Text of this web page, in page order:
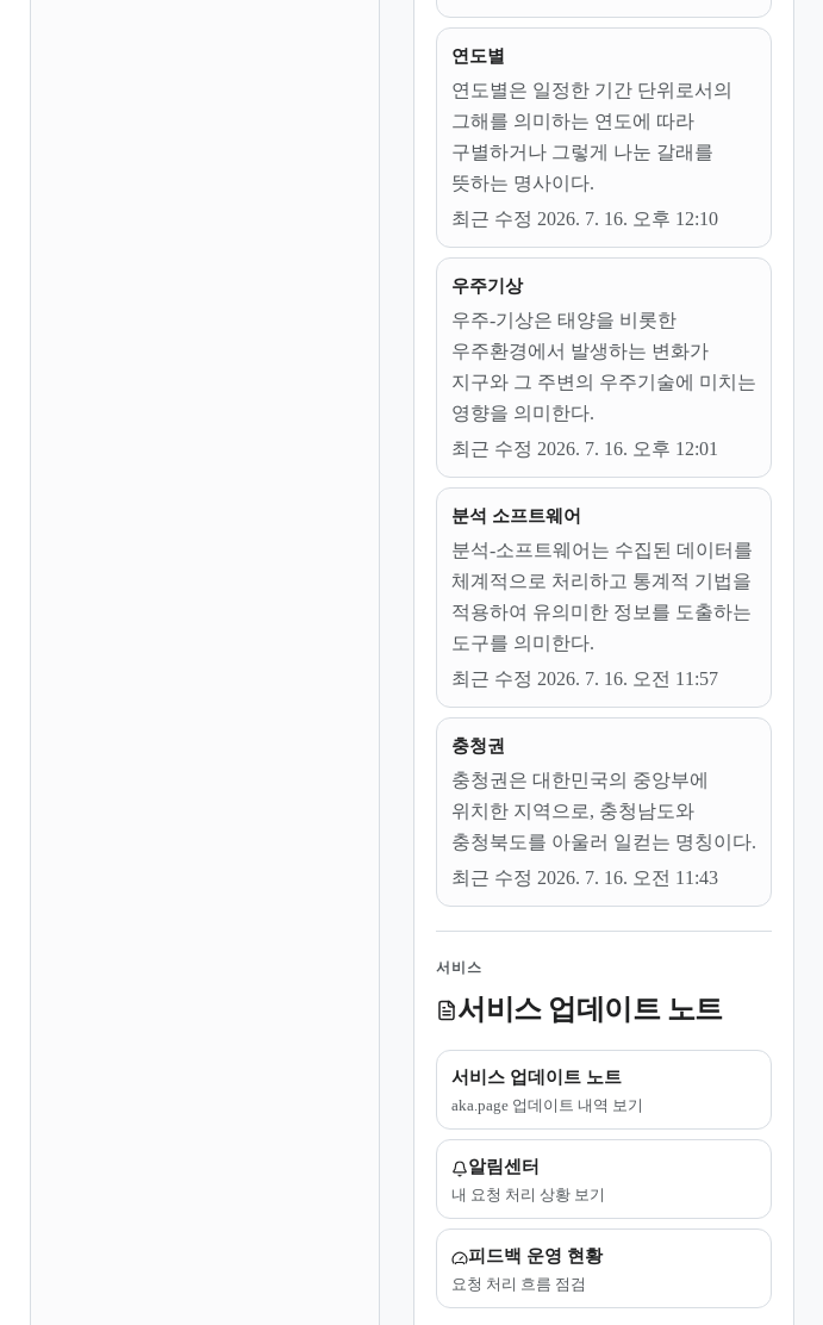
연도별
연도별은 일정한 기간 단위로서의
그해를 의미하는 연도에 따라
구별하거나 그렇게 나눈 갈래를
뜻하는 명사이다.
최근 수정 2026. 7. 16. 오후 12:10
우주기상
우주-기상은 태양을 비롯한
우주환경에서 발생하는 변화가
지구와 그 주변의 우주기술에 미치는
영향을 의미한다.
최근 수정 2026. 7. 16. 오후 12:01
분석 소프트웨어
분석-소프트웨어는 수집된 데이터를
체계적으로 처리하고 통계적 기법을
적용하여 유의미한 정보를 도출하는
도구를 의미한다.
최근 수정 2026. 7. 16. 오전 11:57
충청권
충청권은 대한민국의 중앙부에
위치한 지역으로, 충청남도와
충청북도를 아울러 일컫는 명칭이다.
최근 수정 2026. 7. 16. 오전 11:43
서비스
서비스 업데이트 노트
서비스 업데이트 노트
aka.page 업데이트 내역 보기
알림센터
내 요청 처리 상황 보기
피드백 운영 현황
요청 처리 흐름 점검